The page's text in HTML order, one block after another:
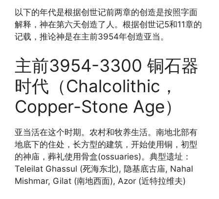
以下的年代是根据创世记前两章的创造是按照字面
解释，神在第六天创造了人。根据创世记5和11章的
记载，推论神是在主前3954年创造亚当。
主前3954-3300 铜石器
时代（Chalcolithic，
Copper-Stone Age）
亚当活在这个时期。农村和牧养生活。南地北部有
地底下的住处，长方型的建筑，开始使用铜，初型
的神庙，葬礼使用骨盒(ossuaries)。典型遗址：
Teleilat Ghassul (死海东北), 隐基底古庙, Nahal
Mishmar, Gilat (南地西面), Azor (近特拉维夫)